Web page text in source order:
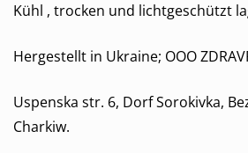
Kühl , trocken und lichtgeschützt
Hergestellt in Ukraine; OOO
Uspenska str. 6, Dorf Sorokivka,
Charkiw.